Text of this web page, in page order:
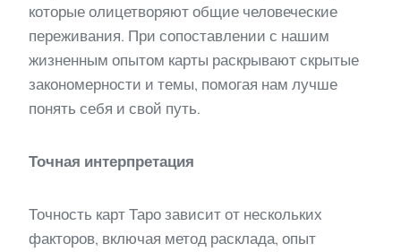
которые олицетворяют общие человеческие
переживания. При сопоставлении с нашим
жизненным опытом карты раскрывают скрытые
закономерности и темы, помогая нам лучше
понять себя и свой путь.
Точная интерпретация
Точность карт Таро зависит от нескольких
факторов, включая метод расклада, опыт